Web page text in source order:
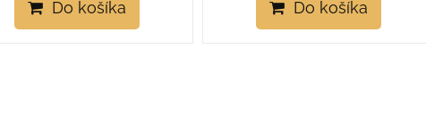
Do košíka Do košíka